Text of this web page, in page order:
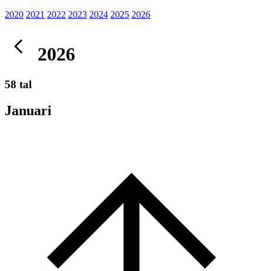
2020 2021 2022 2023 2024 2025 2026
2026
58 tal
Januari